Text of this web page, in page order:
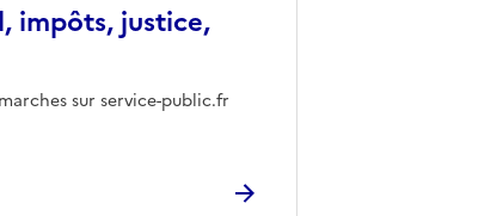
impôts, justice,
sur service-public.fr